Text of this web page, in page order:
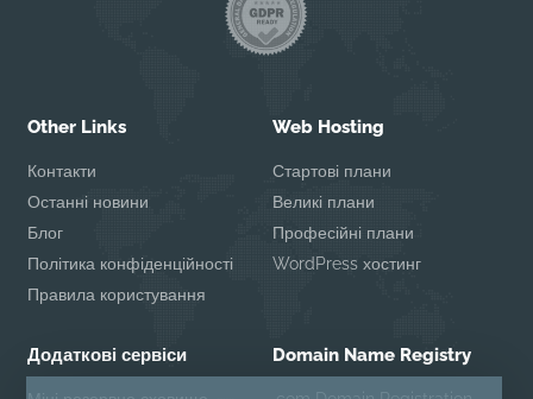
Other Links
Контакти
Останні новини
Блог
Політика конфіденційності
Правила користування
Web Hosting
Стартові плани
Великі плани
Професійні плани
WordPress хостинг
Додаткові сервіси Domain Name Registry